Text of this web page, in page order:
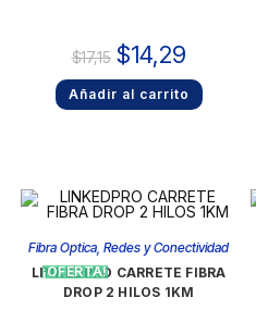
$17,15 $14,29
Añadir al carrito
¡OFERTA!
Fibra Optica ,Redes y Conectividad
LINKEDPRO CARRETE FIBRA
DROP 2 HILOS 1KM